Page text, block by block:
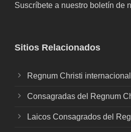
Suscríbete a nuestro boletín de
Sitios Relacionados
Regnum Christi internacional
Consagradas del Regnum
Laicos Consagrados del